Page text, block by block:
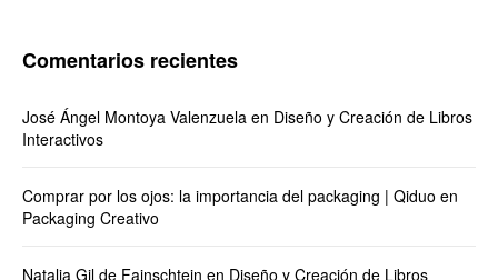
Comentarios recientes
José Ángel Montoya Valenzuela en Diseño y Creación de Libros
Interactivos
Comprar por los ojos: la importancia del packaging | Qiduo en
Packaging Creativo
Natalia Gil de Fainschtein en Diseño y Creación de Libros